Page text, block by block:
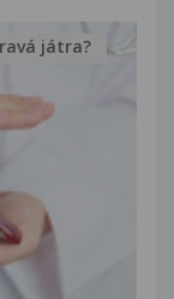
játra?